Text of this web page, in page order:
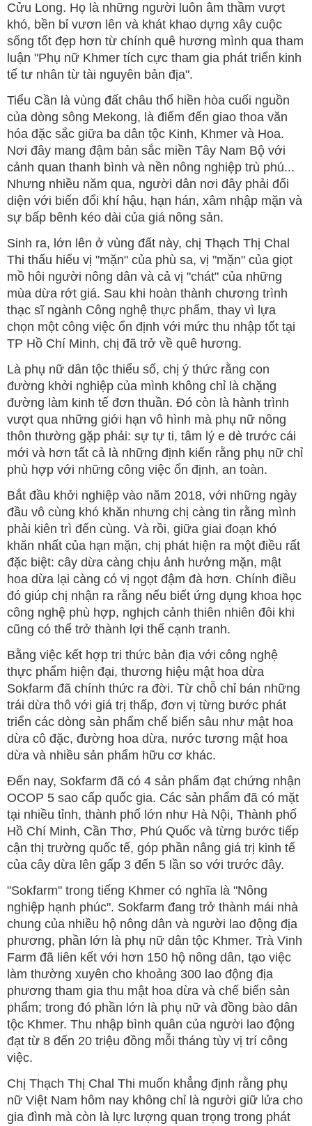
Cửu Long. Họ là những người luôn âm thầm vượt
khó, bền bỉ vươn lên và khát khao dựng xây cuộc
sống tốt đẹp hơn từ chính quê hương mình qua tham
luận "Phụ nữ Khmer tích cực tham gia phát triển kinh
tế tư nhân từ tài nguyên bản địa".
Tiểu Cần là vùng đất châu thổ hiền hòa cuối nguồn
của dòng sông Mekong, là điểm đến giao thoa văn
hóa đặc sắc giữa ba dân tộc Kinh, Khmer và Hoa.
Nơi đây mang đậm bản sắc miền Tây Nam Bộ với
cảnh quan thanh bình và nền nông nghiệp trù phú...
Nhưng nhiều năm qua, người dân nơi đây phải đối
diện với biến đổi khí hậu, hạn hán, xâm nhập mặn và
sự bấp bênh kéo dài của giá nông sản.
Sinh ra, lớn lên ở vùng đất này, chị Thạch Thị Chal
Thi thấu hiểu vị "mặn" của phù sa, vị "mặn" của giọt
mồ hôi người nông dân và cả vị "chát" của những
mùa dừa rớt giá. Sau khi hoàn thành chương trình
thạc sĩ ngành Công nghệ thực phẩm, thay vì lựa
chọn một công việc ổn định với mức thu nhập tốt tại
TP Hồ Chí Minh, chị đã trở về quê hương.
Là phụ nữ dân tộc thiểu số, chị ý thức rằng con
đường khởi nghiệp của mình không chỉ là chặng
đường làm kinh tế đơn thuần. Đó còn là hành trình
vượt qua những giới hạn vô hình mà phụ nữ nông
thôn thường gặp phải: sự tự ti, tâm lý e dè trước cái
mới và hơn tất cả là những định kiến rằng phụ nữ chỉ
phù hợp với những công việc ổn định, an toàn.
Bắt đầu khởi nghiệp vào năm 2018, với những ngày
đầu vô cùng khó khăn nhưng chị càng tin rằng mình
phải kiên trì đến cùng. Và rồi, giữa giai đoạn khó
khăn nhất của hạn mặn, chị phát hiện ra một điều rất
đặc biệt: cây dừa càng chịu ảnh hưởng mặn, mật
hoa dừa lại càng có vị ngọt đậm đà hơn. Chính điều
đó giúp chị nhận ra rằng nếu biết ứng dụng khoa học
công nghệ phù hợp, nghịch cảnh thiên nhiên đôi khi
cũng có thể trở thành lợi thế cạnh tranh.
Bằng việc kết hợp tri thức bản địa với công nghệ
thực phẩm hiện đại, thương hiệu mật hoa dừa
Sokfarm đã chính thức ra đời. Từ chỗ chỉ bán những
trái dừa thô với giá trị thấp, đơn vị từng bước phát
triển các dòng sản phẩm chế biến sâu như mật hoa
dừa cô đặc, đường hoa dừa, nước tương mật hoa
dừa và nhiều sản phẩm hữu cơ khác.
Đến nay, Sokfarm đã có 4 sản phẩm đạt chứng nhận
OCOP 5 sao cấp quốc gia. Các sản phẩm đã có mặt
tại nhiều tỉnh, thành phố lớn như Hà Nội, Thành phố
Hồ Chí Minh, Cần Thơ, Phú Quốc và từng bước tiếp
cận thị trường quốc tế, góp phần nâng giá trị kinh tế
của cây dừa lên gấp 3 đến 5 lần so với trước đây.
"Sokfarm" trong tiếng Khmer có nghĩa là "Nông
nghiệp hạnh phúc". Sokfarm đang trở thành mái nhà
chung của nhiều hộ nông dân và người lao động địa
phương, phần lớn là phụ nữ dân tộc Khmer. Trà Vinh
Farm đã liên kết với hơn 150 hộ nông dân, tạo việc
làm thường xuyên cho khoảng 300 lao động địa
phương tham gia thu mật hoa dừa và chế biến sản
phẩm; trong đó phần lớn là phụ nữ và đồng bào dân
tộc Khmer. Thu nhập bình quân của người lao động
đạt từ 8 đến 20 triệu đồng mỗi tháng tùy vị trí công
việc.
Chị Thạch Thị Chal Thi muốn khẳng định rằng phụ
nữ Việt Nam hôm nay không chỉ là người giữ lửa cho
gia đình mà còn là lực lượng quan trọng trong phát